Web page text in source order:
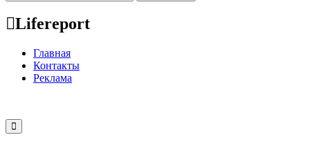
Lifereport
Главная
Контакты
Реклама